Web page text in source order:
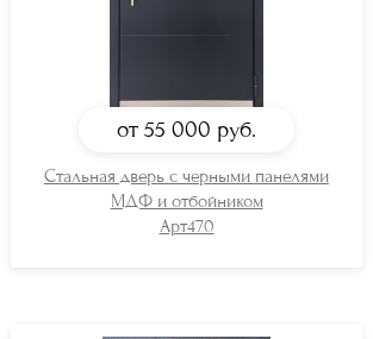
от 55 000 руб.
Стальная дверь с черными панелями
МДФ и отбойником
Арт470